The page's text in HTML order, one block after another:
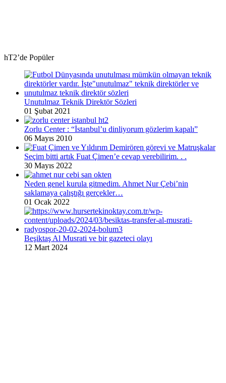
hT2’de Popüler
Unutulmaz Teknik Direktör Sözleri
01 Şubat 2021
Zorlu Center : “İstanbul’u dinliyorum gözlerim kapalı”
06 Mayıs 2010
Seçim bitti artık Fuat Çimen’e cevap verebilirim. . .
30 Mayıs 2022
Neden genel kurula gitmedim. Ahmet Nur Çebi’nin
saklamaya çalıştığı gerçekler…
01 Ocak 2022
Beşiktaş Al Musrati ve bir gazeteci olayı
12 Mart 2024